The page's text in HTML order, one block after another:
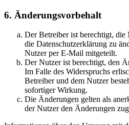
6. Änderungsvorbehalt
Der Betreiber ist berechtigt, die
die Datenschutzerklärung zu
Nutzer per E-Mail mitgeteilt.
Der Nutzer ist berechtigt, den
Im Falle des Widerspruchs
Betreiber und dem Nutzer
sofortiger Wirkung.
Die Änderungen gelten als
der Nutzer den Änderungen